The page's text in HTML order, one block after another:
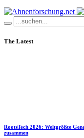
The Latest
RootsTech 2026: Weltgrößte
zusammen